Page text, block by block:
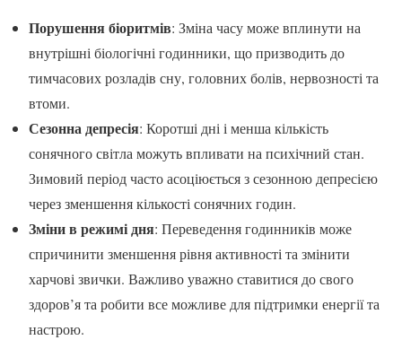
Порушення біоритмів: Зміна часу може вплинути на
внутрішні біологічні годинники, що призводить до
тимчасових розладів сну, головних болів, нервозності та
втоми.
Сезонна депресія: Коротші дні і менша кількість
сонячного світла можуть впливати на психічний стан.
Зимовий період часто асоціюється з сезонною депресією
через зменшення кількості сонячних годин.
Зміни в режимі дня: Переведення годинників може
спричинити зменшення рівня активності та змінити
харчові звички. Важливо уважно ставитися до свого
здоров’я та робити все можливе для підтримки енергії та
настрою.